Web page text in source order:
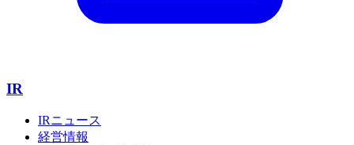
IR
IRニュース
経営情報